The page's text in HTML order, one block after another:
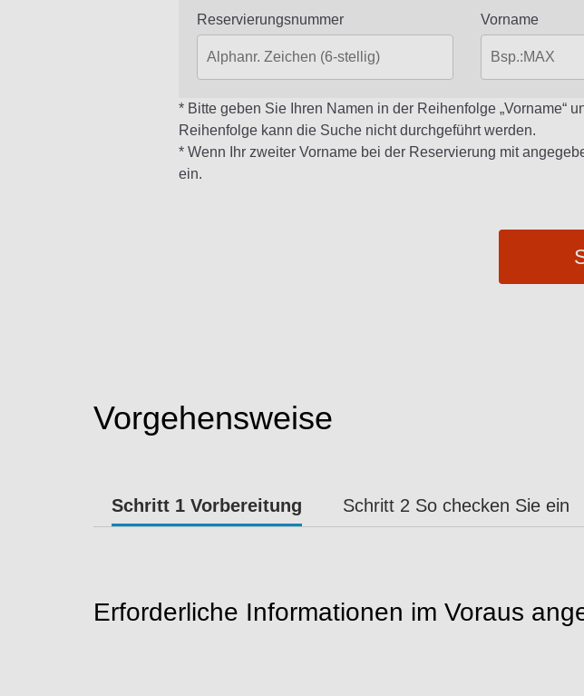
Reservierungsnummer Vorname
Bitte geben Sie Ihren Namen in der Reihenfolge „Vorname“
Reihenfolge kann die Suche nicht durchgeführt werden.
Wenn Ihr zweiter Vorname bei der Reservierung mit
ein.
Vorgehensweise
Schritt 1 Vorbereitung Schritt 2 So checken Sie ein
Erforderliche Informationen im Voraus